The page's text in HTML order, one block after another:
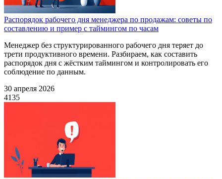
Распорядок рабочего дня менеджера по продажам: советы по
составлению и пример с таймингом по часам
Менеджер без структурированного рабочего дня теряет до
трети продуктивного времени. Разбираем, как составить
распорядок дня с жёстким таймингом и контролировать его
соблюдение по данным.
30 апреля 2026
4135